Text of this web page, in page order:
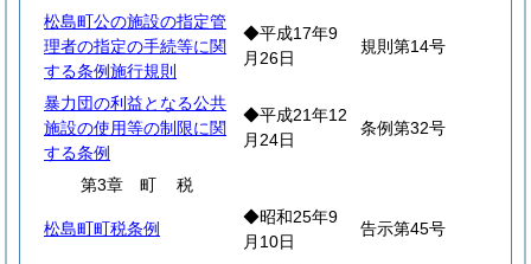
松島町公の施設の指定管
理者の指定の手続等に関
する条例施行規則
◆平成17年9
月26日
規則第14号
暴力団の利益となる公共
施設の使用等の制限に関
する条例
◆平成21年12
月24日
条例第32号
第3章 町税
松島町町税条例
◆昭和25年9
月10日
告示第45号